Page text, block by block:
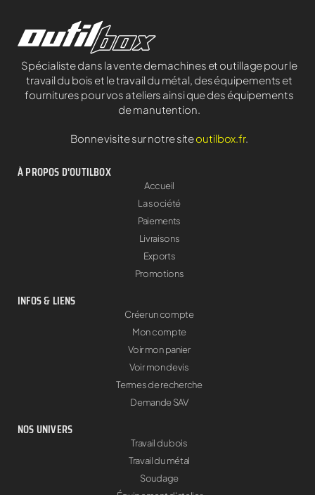
Spécialiste dans la vente de machines et outillage pour le
travail du bois et le travail du métal, des équipements et
fournitures pour vos ateliers ainsi que des équipements
de manutention.
Bonne visite sur notre siteoutilbox.fr.
À PROPOS D'OUTILBOX
Accueil
La société
Paiements
Livraisons
Exports
Promotions
INFOS & LIENS
Créer un compte
Mon compte
Voir mon panier
Voir mon devis
Termes de recherche
Demande SAV
NOS UNIVERS
Travail du bois
Travail du métal
Soudage